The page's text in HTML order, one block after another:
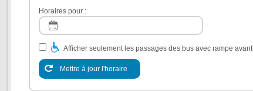
Horaires pour :
Afficher seulement les passages des bus avec rampe avant
Mettre à jour l'horaire